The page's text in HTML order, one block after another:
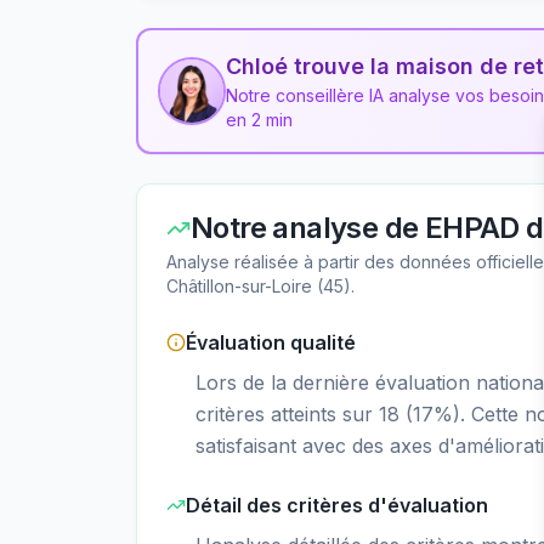
Chloé trouve la maison de
Notre conseillère IA analyse vos
en 2 min
Notre analyse de EHPAD
Analyse réalisée à partir des données
Châtillon-sur-Loire (45).
Évaluation qualité
Lors de la dernière évaluation
critères atteints sur 18 (17%). Cette
satisfaisant avec des axes
Détail des critères d'évaluation